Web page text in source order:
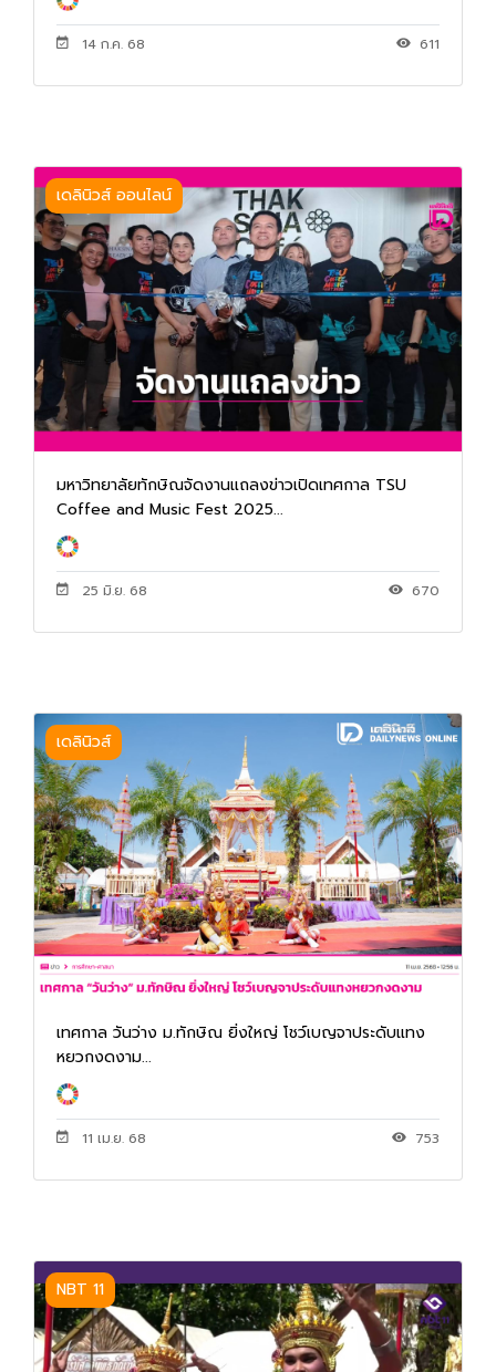
14 ก.ค. 68 611
เดลินิวส์ ออนไลน์
มหาวิทยาลัยทักษิณจัดงานแถลงข่าวเปิดเทศกาล TSU
Coffee and Music Fest 2025...
25 มิ.ย. 68 670
เดลินิวส์
เทศกาล วันว่าง ม.ทักษิณ ยิ่งใหญ่ โชว์เบญจาประดับแทง
หยวกงดงาม...
11 เม.ย. 68 753
NBT 11